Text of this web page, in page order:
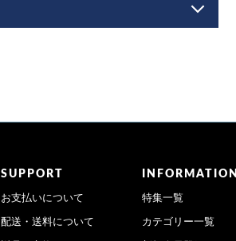
SUPPORT
お支払いについて
配送・送料について
INFORMATION
特集一覧
カテゴリー一覧